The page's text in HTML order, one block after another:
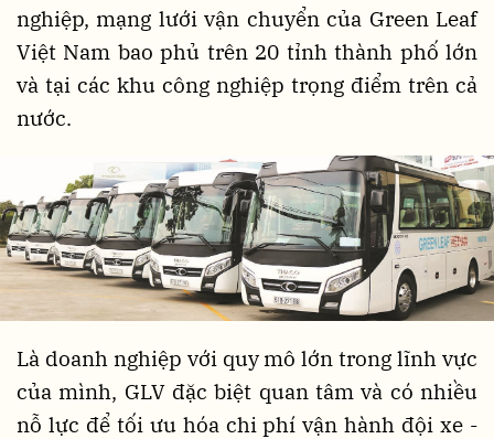
nghiệp, mạng lưới vận chuyển của Green Leaf
Việt Nam bao phủ trên 20 tỉnh thành phố lớn
và tại các khu công nghiệp trọng điểm trên cả
nước.
Là doanh nghiệp với quy mô lớn trong lĩnh vực
của mình, GLV đặc biệt quan tâm và có nhiều
nỗ lực để tối ưu hóa chi phí vận hành đội xe -